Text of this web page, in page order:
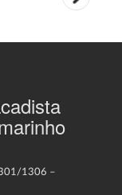
1306 –